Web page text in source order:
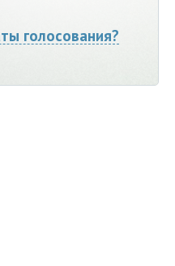
голосования?